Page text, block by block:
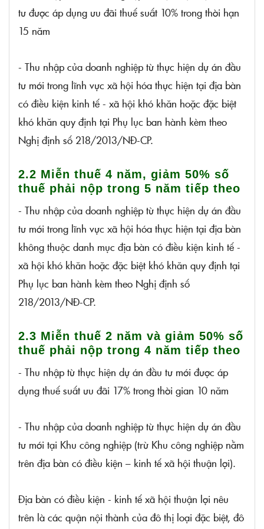
tư được áp dụng ưu đãi thuế suất 10% trong thời hạn
15 năm
- Thu nhập của doanh nghiệp từ thực hiện dự án đầu
tư mới trong lĩnh vực xã hội hóa thực hiện tại địa bàn
có điều kiện kinh tế - xã hội khó khăn hoặc đặc biệt
khó khăn quy định tại Phụ lục ban hành kèm theo
Nghị định số 218/2013/NĐ-CP.
2.2 Miễn thuế 4 năm, giảm 50% số
thuế phải nộp trong 5 năm tiếp theo
- Thu nhập của doanh nghiệp từ thực hiện dự án đầu
tư mới trong lĩnh vực xã hội hóa thực hiện tại địa bàn
không thuộc danh mục địa bàn có điều kiện kinh tế -
xã hội khó khăn hoặc đặc biệt khó khăn quy định tại
Phụ lục ban hành kèm theo Nghị định số
218/2013/NĐ-CP.
2.3 Miễn thuế 2 năm và giảm 50% số
thuế phải nộp trong 4 năm tiếp theo
- Thu nhập từ thực hiện dự án đầu tư mới được áp
dụng thuế suất ưu đãi 17% trong thời gian 10 năm
- Thu nhập của doanh nghiệp từ thực hiện dự án đầu
tư mới tại Khu công nghiệp (trừ Khu công nghiệp nằm
trên địa bàn có điều kiện – kinh tế xã hội thuận lợi).
Địa bàn có điều kiện - kinh tế xã hội thuận lợi nêu
trên là các quận nội thành của đô thị loại đặc biệt, đô